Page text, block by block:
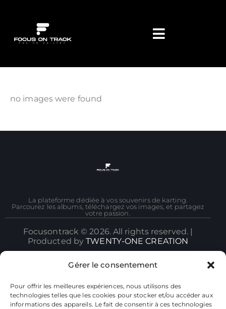
Gérer le consentement
Pour offrir les meilleures expériences, nous utilisons des
technologies telles que les cookies pour stocker et/ou accéder aux
informations des appareils. Le fait de consentir à ces technologies
no images were found
La plateforme dédiée à vos souvenirs de karting.
Parcourez les albums, téléchargez vos images, et partagez
votre passion.
Focusontrack © 2026. All rights reserved. |
Producted byTWENTY-ONE CREATION